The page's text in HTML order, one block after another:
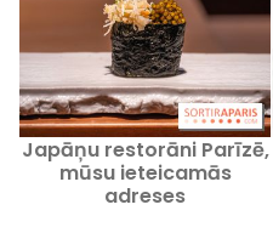
Japāņu restorāni Parīzē,
mūsu ieteicamās
adreses